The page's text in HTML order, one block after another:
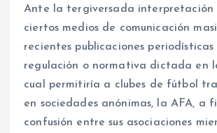
Ante la tergiversada interpretación
ciertos medios de comunicación
recientes publicaciones
regulación o normativa dictada en
cual permitiría a clubes de fútbol
en sociedades anónimas, la AFA, a
confusión entre sus asociaciones